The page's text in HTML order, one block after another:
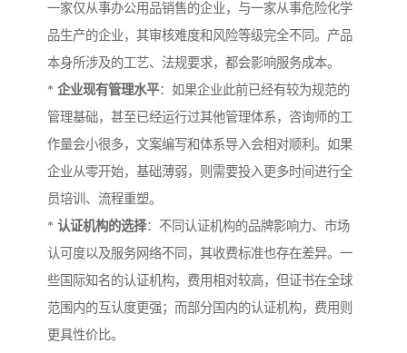
一家仅从事办公用品销售的企业，与一家从事危险化学
品生产的企业，其审核难度和风险等级完全不同。产品
本身所涉及的工艺、法规要求，都会影响服务成本。
* 企业现有管理水平：如果企业此前已经有较为规范的
管理基础，甚至已经运行过其他管理体系，咨询师的工
作量会小很多，文案编写和体系导入会相对顺利。如果
企业从零开始，基础薄弱，则需要投入更多时间进行全
员培训、流程重塑。
* 认证机构的选择：不同认证机构的品牌影响力、市场
认可度以及服务网络不同，其收费标准也存在差异。一
些国际知名的认证机构，费用相对较高，但证书在全球
范围内的互认度更强；而部分国内的认证机构，费用则
更具性价比。